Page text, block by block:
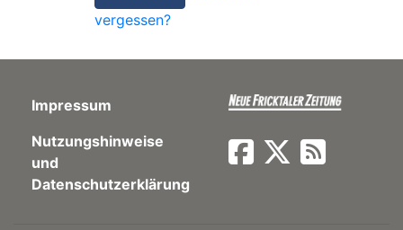
Paper
App
vergessen?
Impressum
Nutzungshinweise
und
Datenschutzerklärung